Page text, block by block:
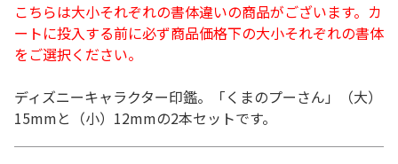
こちらは大小それぞれの書体違いの商品がございます。カ
ートに投入する前に必ず商品価格下の大小それぞれの書体
をご選択ください。
ディズニーキャラクター印鑑。「くまのプーさん」（大）
15mmと（小）12mmの2本セットです。